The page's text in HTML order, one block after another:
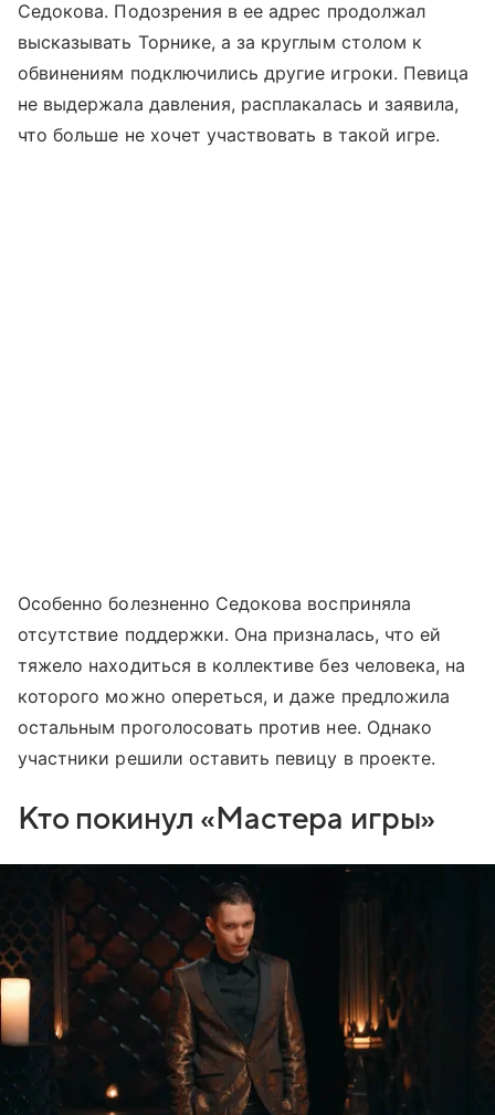
Седокова. Подозрения в ее адрес продолжал
высказывать Торнике, а за круглым столом к
обвинениям подключились другие игроки. Певица
не выдержала давления, расплакалась и заявила,
что больше не хочет участвовать в такой игре.
Особенно болезненно Седокова восприняла
отсутствие поддержки. Она призналась, что ей
тяжело находиться в коллективе без человека, на
которого можно опереться, и даже предложила
остальным проголосовать против нее. Однако
участники решили оставить певицу в проекте.
Кто покинул «Мастера игры»